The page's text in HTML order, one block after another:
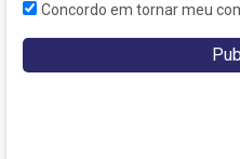
Concordo em tornar meu